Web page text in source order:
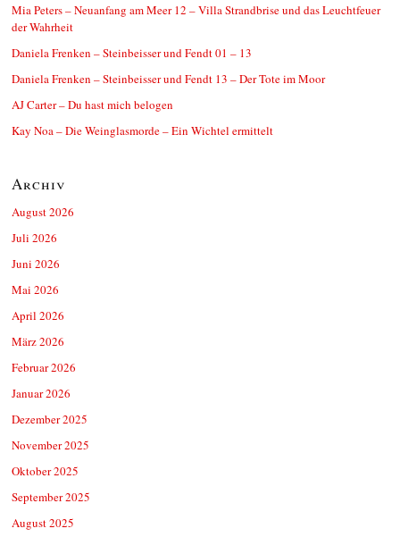
Mia Peters – Neuanfang am Meer 12 – Villa Strandbrise und das Leuchtfeuer
der Wahrheit
Daniela Frenken – Steinbeisser und Fendt 01 – 13
Daniela Frenken – Steinbeisser und Fendt 13 – Der Tote im Moor
AJ Carter – Du hast mich belogen
Kay Noa – Die Weinglasmorde – Ein Wichtel ermittelt
Archiv
August 2026
Juli 2026
Juni 2026
Mai 2026
April 2026
März 2026
Februar 2026
Januar 2026
Dezember 2025
November 2025
Oktober 2025
September 2025
August 2025